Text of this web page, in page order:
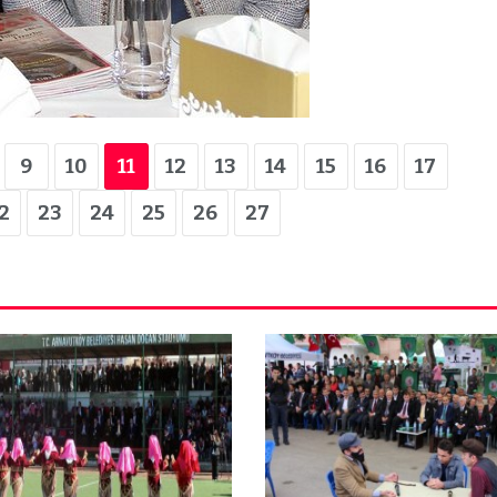
9 10 11 12 13 14 15 16
17
23 24 25 26 27
Taşoluk’ta seyir
halindeki
otomobil alev
alev yandı.